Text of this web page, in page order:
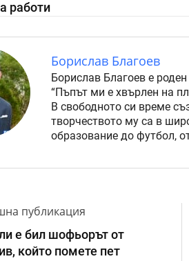
работи
Борислав Благоев
Борислав Благоев е
“Пъпът ми е хвърлен на
В свободното си време
творчеството му са в
образование до футбол,
публикация
е бил шофьорът от
който помете пет